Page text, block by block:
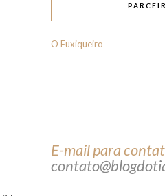
O Fuxiqueiro
E-mail para